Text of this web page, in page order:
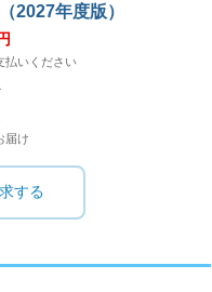
2027年度版）
払いください
届け
する